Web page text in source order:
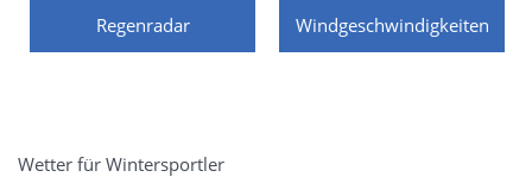
Regenradar Windgeschwindigkeiten
Wetter für Wintersportler